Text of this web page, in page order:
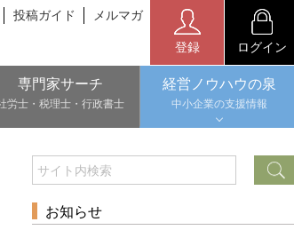
投稿ガイド メルマガ
登録 ログイン
専門家サーチ
労士・税理士・行政書士
経営ノウハウの泉
中小企業の支援情報
お知らせ